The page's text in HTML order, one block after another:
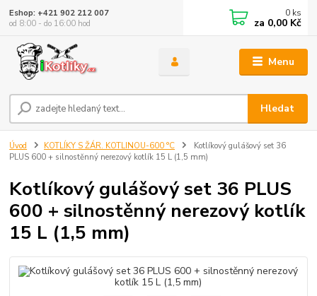
Menu
Hledat
Eshop: +421 902 212 007
od 8:00 - do 16:00 hod
0 ks
za 0,00 Kč
Úvod KOTLÍKY S ŽÁR. KOTLINOU-600 °C
Kotlíkový gulášový set 36
PLUS 600 + silnostěnný nerezový kotlík 15 L (1,5 mm)
Kotlíkový gulášový set 36 PLUS
600 + silnostěnný nerezový kotlík
15 L (1,5 mm)